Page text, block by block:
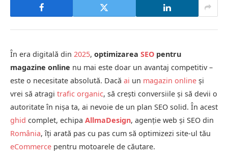
În era digitală din 2025, optimizarea SEO pentru
magazine online nu mai este doar un avantaj competitiv –
este o necesitate absolută. Dacă ai un magazin online și
vrei să atragi trafic organic, să crești conversiile și să devii o
autoritate în nișa ta, ai nevoie de un plan SEO solid. În acest
ghid complet, echipa AllmaDesign, agenție web și SEO din
România, îți arată pas cu pas cum să optimizezi site-ul tău
eCommerce pentru motoarele de căutare.